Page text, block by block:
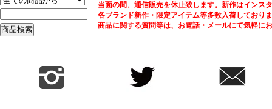
当面の間、通信販売を休止致します。新作はインス
各ブランド新作・限定アイテム等多数入荷しており
商品に関する質問等は、お電話・メールにて気軽に